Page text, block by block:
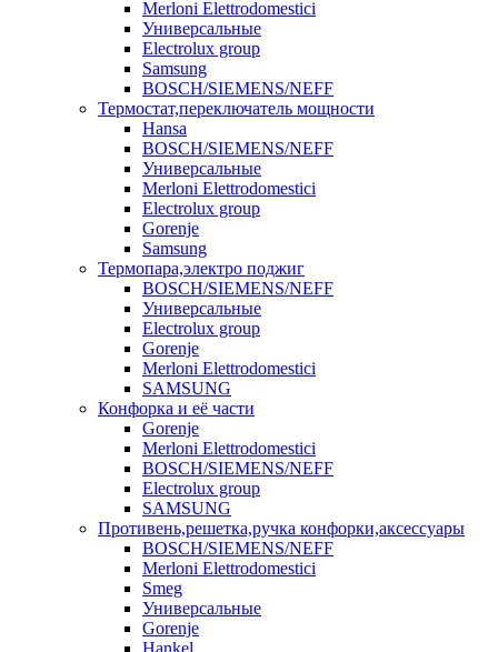
Merloni Elettrodomestici
Универсальные
Electrolux group
Samsung
BOSCH/SIEMENS/NEFF
Термостат,переключатель мощности
Hansa
BOSCH/SIEMENS/NEFF
Универсальные
Merloni Elettrodomestici
Electrolux group
Gorenje
Samsung
Термопара,электро поджиг
BOSCH/SIEMENS/NEFF
Универсальные
Electrolux group
Gorenje
Merloni Elettrodomestici
SAMSUNG
Конфорка и её части
Gorenje
Merloni Elettrodomestici
BOSCH/SIEMENS/NEFF
Electrolux group
SAMSUNG
Противень,решетка,ручка конфорки,аксессуары
BOSCH/SIEMENS/NEFF
Merloni Elettrodomestici
Smeg
Универсальные
Gorenje
Hankel